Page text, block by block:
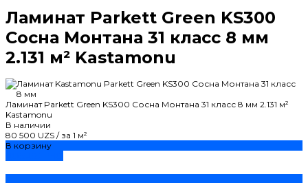
Ламинат Parkett Green KS300
Сосна Монтана 31 класс 8 мм
2.131 м² Kastamonu
Ламинат Parkett Green KS300 Сосна Монтана 31 класс 8 мм 2.131 м²
Kastamonu
В наличии
80 500 UZS / за 1 м²
В корзину